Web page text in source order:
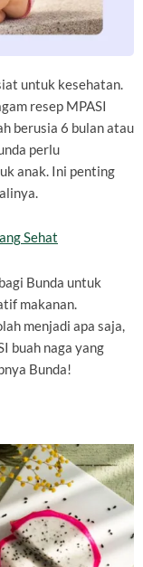
untuk kesehatan.
resep MPASI
berusia 6 bulan atau
perlu
anak. Ini penting
Sehat
Bunda untuk
makanan.
menjadi apa saja,
buah naga yang
Bunda!